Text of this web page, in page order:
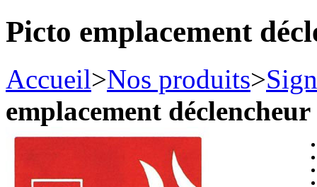
Picto emplacement
Accueil>Nos produits>
emplacement